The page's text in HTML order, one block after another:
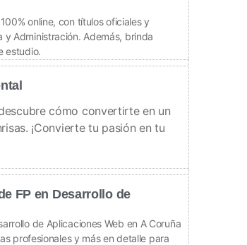
online, con títulos oficiales y
Administración. Además, brinda
estudio.
cómo convertirte en un
¡Convierte tu pasión en tu
FP en Desarrollo de
de Aplicaciones Web en A Coruña
profesionales y más en detalle para